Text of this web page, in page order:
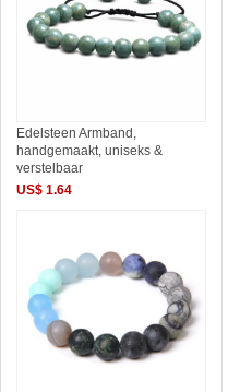
Edelsteen Armband,
handgemaakt, uniseks &
verstelbaar
US$ 1.64